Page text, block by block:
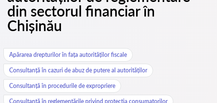
din sectorul financiar în
Chișinău
Apărarea drepturilor în fața autorităților fiscale
Consultanță în cazuri de abuz de putere al autorităților
Consultanță în procedurile de expropriere
Consultanță în reglementările privind protecția consumatorilor